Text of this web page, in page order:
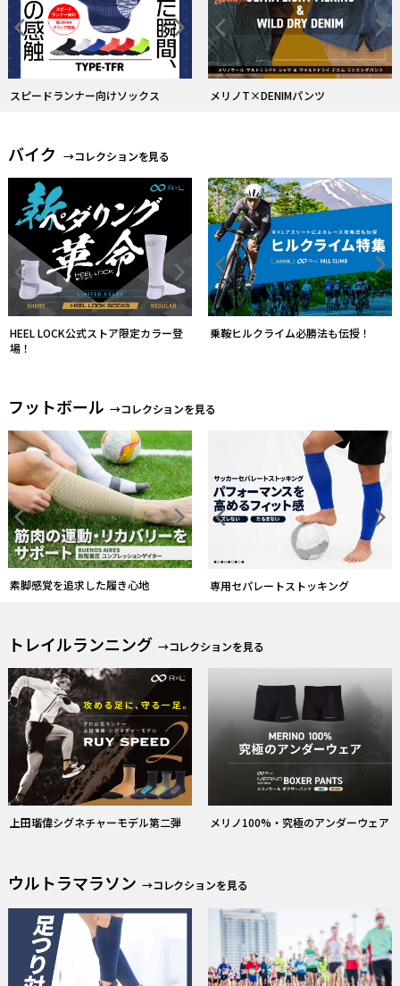
スピードランナー向けソックス メリノT×DENIMパンツ
バイク →コレクションを見る
HEEL LOCK公式ストア限定カラー登
場！
乗鞍ヒルクライム必勝法も伝授！
フットボール →コレクションを見る
素脚感覚を追求した履き心地 専用セパレートストッキング
トレイルランニング →コレクションを見る
上田瑠偉シグネチャーモデル第二弾 メリノ100%・究極のアンダーウェア
ウルトラマラソン →コレクションを見る